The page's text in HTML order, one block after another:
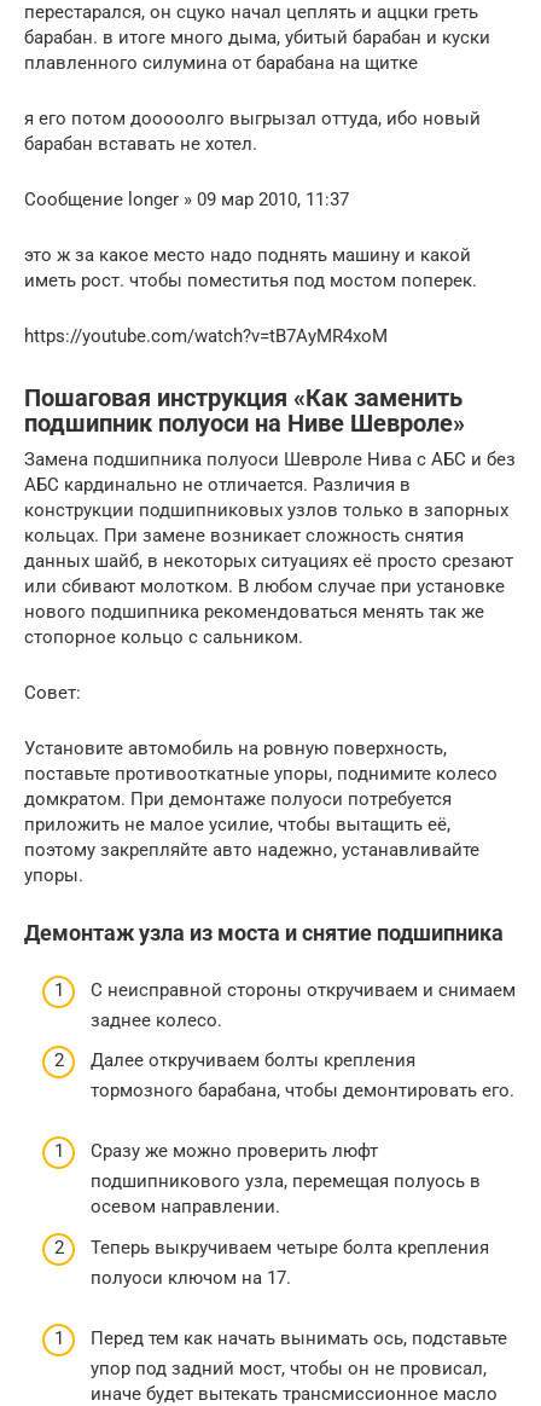
перестарался, он сцуко начал цеплять и аццки греть
барабан. в итоге много дыма, убитый барабан и куски
плавленного силумина от барабана на щитке
я его потом дооооолго выгрызал оттуда, ибо новый
барабан вставать не хотел.
Сообщение longer » 09 мар 2010, 11:37
это ж за какое место надо поднять машину и какой
иметь рост. чтобы поместитья под мостом поперек.
https://youtube.com/watch?v=tB7AyMR4xoM
Пошаговая инструкция «Как заменить
подшипник полуоси на Ниве Шевроле»
Замена подшипника полуоси Шевроле Нива с АБС и без
АБС кардинально не отличается. Различия в
конструкции подшипниковых узлов только в запорных
кольцах. При замене возникает сложность снятия
данных шайб, в некоторых ситуациях её просто срезают
или сбивают молотком. В любом случае при установке
нового подшипника рекомендоваться менять так же
стопорное кольцо с сальником.
Совет:
Установите автомобиль на ровную поверхность,
поставьте противооткатные упоры, поднимите колесо
домкратом. При демонтаже полуоси потребуется
приложить не малое усилие, чтобы вытащить её,
поэтому закрепляйте авто надежно, устанавливайте
упоры.
Демонтаж узла из моста и снятие подшипника
С неисправной стороны откручиваем и снимаем
заднее колесо.
Далее откручиваем болты крепления
тормозного барабана, чтобы демонтировать его.
Сразу же можно проверить люфт
подшипникового узла, перемещая полуось в
осевом направлении.
Теперь выкручиваем четыре болта крепления
полуоси ключом на 17.
Перед тем как начать вынимать ось, подставьте
упор под задний мост, чтобы он не провисал,
иначе будет вытекать трансмиссионное масло